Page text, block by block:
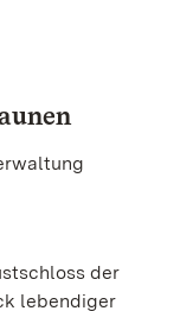
der
lebendiger